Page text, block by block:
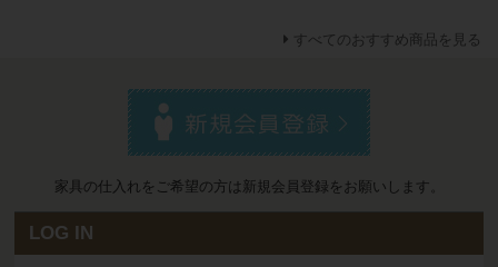
すべてのおすすめ商品を見る
家具の仕入れをご希望の方は新規会員登録をお願いします。
LOG IN